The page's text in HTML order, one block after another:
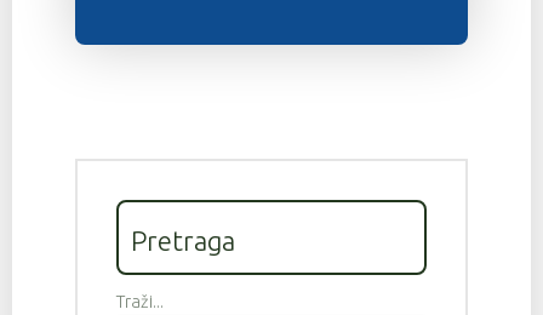
Pretraga
Traži...